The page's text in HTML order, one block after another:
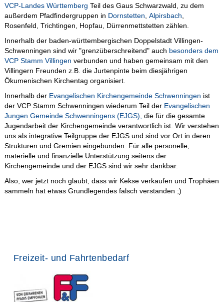
VCP-Landes Württemberg Teil des Gaus Schwarzwald, zu dem
außerdem Pfadfindergruppen in Dornstetten, Alpirsbach,
Rosenfeld, Trichtingen, Hopfau, Dürrenmettstetten zählen.
Innerhalb der baden-württembergischen Doppelstadt Villingen-
Schwenningen sind wir "grenzüberschreitend" auch besonders dem
VCP Stamm Villingen verbunden und haben gemeinsam mit den
Villingern Freunden z.B. die Jurtenpinte beim diesjährigen
Ökumenischen Kirchentag organisiert.
Innerhalb der Evangelischen Kirchengemeinde Schwenningen ist
der VCP Stamm Schwenningen wiederum Teil der Evangelischen
Jungen Gemeinde Schwenningens (EJGS), die für die gesamte
Jugendarbeit der Kirchengemeinde verantwortlich ist. Wir verstehen
uns als integrative Teilgruppe der EJGS und sind vor Ort in deren
Strukturen und Gremien eingebunden. Für alle personelle,
materielle und finanzielle Unterstützung seitens der
Kirchengemeinde und der EJGS sind wir sehr dankbar.
Also, wer jetzt noch glaubt, dass wir Kekse verkaufen und Trophäen
sammeln hat etwas Grundlegendes falsch verstanden ;)
Freizeit- und Fahrtenbedarf